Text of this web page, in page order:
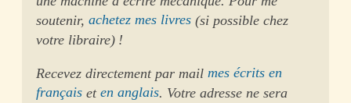
soutenir,achetez mes livres (si possible chez
votre libraire) !
Recevez directement par mailmes écrits en
français eten anglais. Votre adresse ne sera